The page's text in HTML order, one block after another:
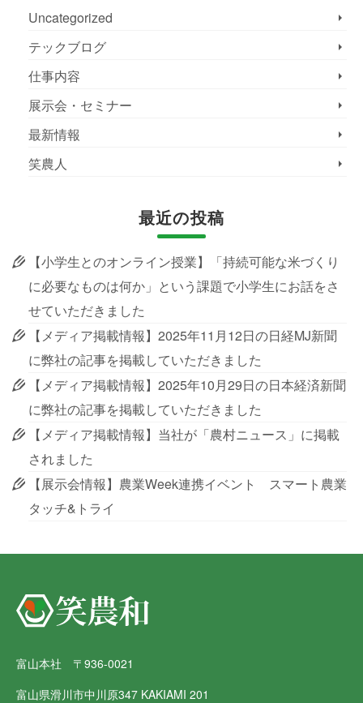
Uncategorized
テックブログ
仕事内容
展示会・セミナー
最新情報
笑農人
最近の投稿
【小学生とのオンライン授業】「持続可能な米づくり
に必要なものは何か」という課題で小学生にお話をさ
せていただきました
【メディア掲載情報】2025年11月12日の日経MJ新聞
に弊社の記事を掲載していただきました
【メディア掲載情報】2025年10月29日の日本経済新聞
に弊社の記事を掲載していただきました
【メディア掲載情報】当社が「農村ニュース」に掲載
されました
【展示会情報】農業Week連携イベント スマート農業
タッチ&トライ
富山本社 〒936-0021
富山県滑川市中川原347 KAKIAMI 201